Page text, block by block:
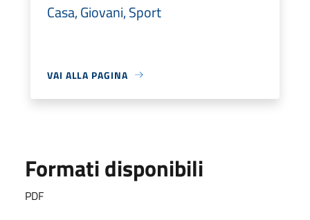
Casa, Giovani, Sport
VAI ALLA PAGINA
Formati disponibili
PDF